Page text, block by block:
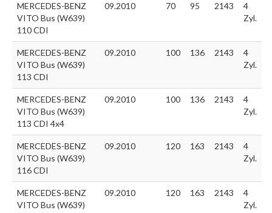
MERCEDES-BENZ
VITO Bus (W639)
110 CDI
09.2010 70 95 2143
4
Zyl.
MERCEDES-BENZ
VITO Bus (W639)
113 CDI
09.2010 100 136 2143
4
Zyl.
MERCEDES-BENZ
VITO Bus (W639)
113 CDI 4x4
09.2010 100 136 2143
4
Zyl.
MERCEDES-BENZ
VITO Bus (W639)
116 CDI
09.2010 120 163 2143
4
Zyl.
MERCEDES-BENZ
VITO Bus (W639)
09.2010 120 163 2143
4
Zyl.